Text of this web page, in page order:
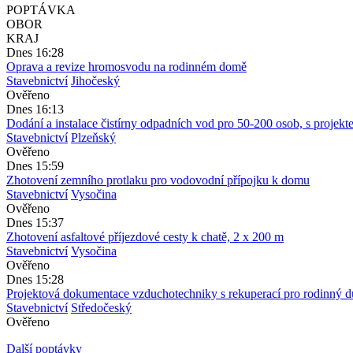
POPTÁVKA
OBOR
KRAJ
Dnes 16:28
Oprava a revize hromosvodu na rodinném domě
Stavebnictví Jihočeský
Ověřeno
Dnes 16:13
Dodání a instalace čistírny odpadních vod pro 50-200 osob, s
Stavebnictví Plzeňský
Ověřeno
Dnes 15:59
Zhotovení zemního protlaku pro vodovodní přípojku k domu
Stavebnictví Vysočina
Ověřeno
Dnes 15:37
Zhotovení asfaltové příjezdové cesty k chatě, 2 x 200 m
Stavebnictví Vysočina
Ověřeno
Dnes 15:28
Projektová dokumentace vzduchotechniky s rekuperací pro rodinný
Stavebnictví Středočeský
Ověřeno
Další poptávky